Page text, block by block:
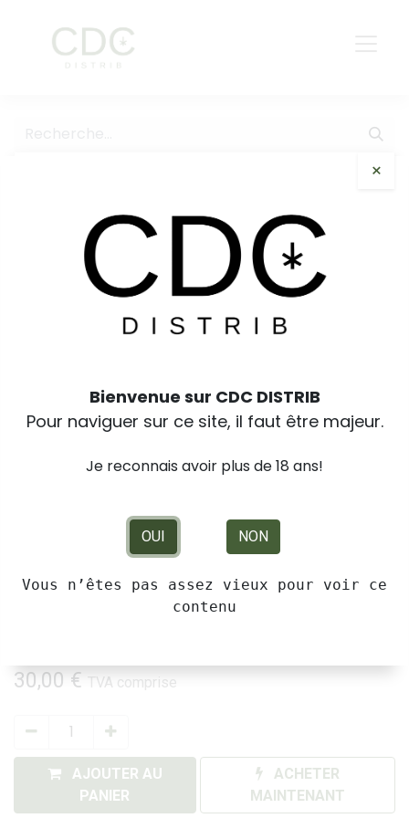
Kanut Black Straw Outdoor 7,5g
Kanut Black Straw Outdoor 7,5g
30,00 € TVA comprise
AJOUTER AU
PANIER
ACHETER
MAINTENANT
×
Bienvenue sur CDC DISTRIB
Pour naviguer sur ce site, il faut être majeur.
Je reconnais avoir plus de 18 ans!
OUI NON
Vous n’êtes pas assez vieux pour voir ce
contenu